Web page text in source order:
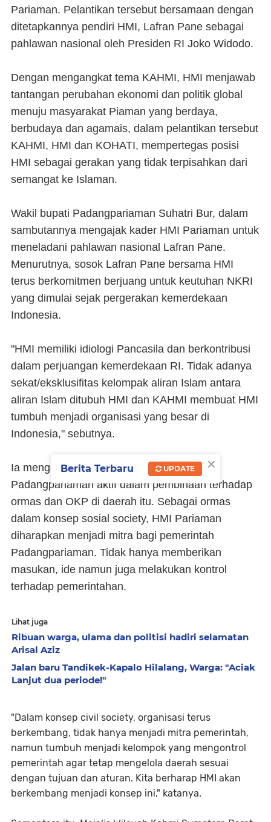
Pariaman. Pelantikan tersebut bersamaan dengan
ditetapkannya pendiri HMI, Lafran Pane sebagai
pahlawan nasional oleh Presiden RI Joko Widodo.
Dengan mengangkat tema KAHMI, HMI menjawab
tantangan perubahan ekonomi dan politik global
menuju masyarakat Piaman yang berdaya,
berbudaya dan agamais, dalam pelantikan tersebut
KAHMI, HMI dan KOHATI, mempertegas posisi
HMI sebagai gerakan yang tidak terpisahkan dari
semangat ke Islaman.
Wakil bupati Padangpariaman Suhatri Bur, dalam
sambutannya mengajak kader HMI Pariaman untuk
meneladani pahlawan nasional Lafran Pane.
Menurutnya, sosok Lafran Pane bersama HMI
terus berkomitmen berjuang untuk keutuhan NKRI
yang dimulai sejak pergerakan kemerdekaan
Indonesia.
"HMI memiliki idiologi Pancasila dan berkontribusi
dalam perjuangan kemerdekaan RI. Tidak adanya
sekat/eksklusifitas kelompak aliran Islam antara
aliran Islam ditubuh HMI dan KAHMI membuat HMI
tumbuh menjadi organisasi yang besar di
Indonesia," sebutnya.
Ia mengatakan, Pemerintah Kabupaten
Padangpariaman aktif dalam pembinaan terhadap
ormas dan OKP di daerah itu. Sebagai ormas
dalam konsep sosial society, HMI Pariaman
diharapkan menjadi mitra bagi pemerintah
Padangpariaman. Tidak hanya memberikan
masukan, ide namun juga melakukan kontrol
terhadap pemerintahan.
Lihat juga
Ribuan warga, ulama dan politisi hadiri selamatan
Arisal Aziz
Jalan baru Tandikek-Kapalo Hilalang, Warga: "Aciak
Lanjut dua periode!"
"Dalam konsep civil society, organisasi terus
berkembang, tidak hanya menjadi mitra pemerintah,
namun tumbuh menjadi kelompok yang mengontrol
pemerintah agar tetap mengelola daerah sesuai
dengan tujuan dan aturan. Kita berharap HMI akan
berkembang menjadi konsep ini," katanya.
×
Berita Terbaru UPDATE